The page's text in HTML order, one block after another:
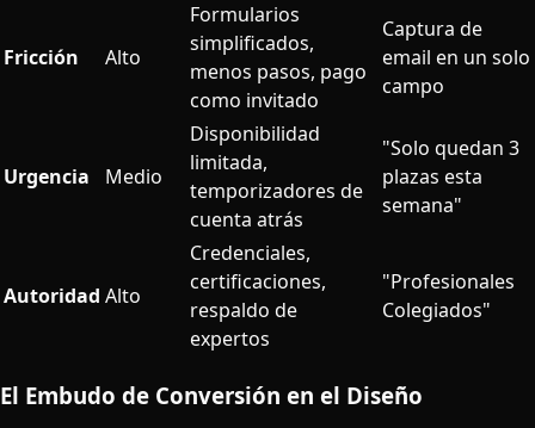
Fricción Alto
Formularios
simplificados,
menos pasos, pago
como invitado
Captura de
email en un solo
campo
Urgencia Medio
Disponibilidad
limitada,
temporizadores de
cuenta atrás
"Solo quedan 3
plazas esta
semana"
Autoridad Alto
Credenciales,
certificaciones,
respaldo de
expertos
"Profesionales
Colegiados"
El Embudo de Conversión en el Diseño